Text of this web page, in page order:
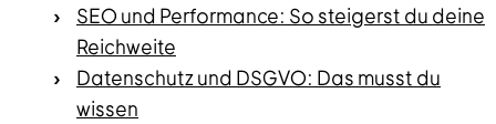
SEO und Performance: So steigerst du deine
Reichweite
Datenschutz und DSGVO: Das musst du
wissen